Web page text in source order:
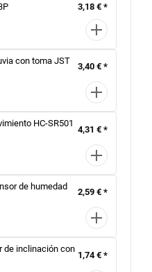
3,18 € *
con toma JST
3,40 € *
HC-SR501
4,31 € *
de humedad
2,59 € *
de inclinación con
1,74 € *